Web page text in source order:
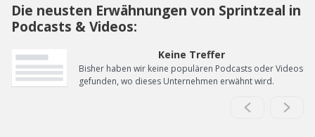
Die neusten Erwähnungen von Sprintzeal in
Podcasts & Videos:
Keine Treffer
Bisher haben wir keine populären Podcasts oder Videos
gefunden, wo dieses Unternehmen erwähnt wird.